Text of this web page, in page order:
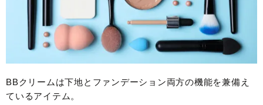
BBクリームは下地とファンデーション両方の機能を兼備え
ているアイテム。